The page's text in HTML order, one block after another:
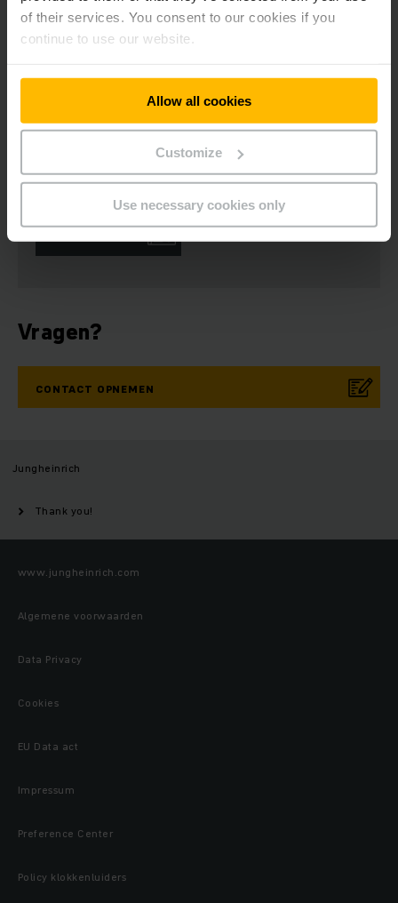
of their services. You consent to our cookies if you
continue to use our website.
Allow all cookies
Customize
Use necessary cookies only
Nieuwsbrief Sociale media
Vragen?
CONTACT OPNEMEN
Jungheinrich
Thank you!
www.jungheinrich.com
Algemene voorwaarden
Data Privacy
Cookies
EU Data act
Impressum
Preference Center
Policy klokkenluiders